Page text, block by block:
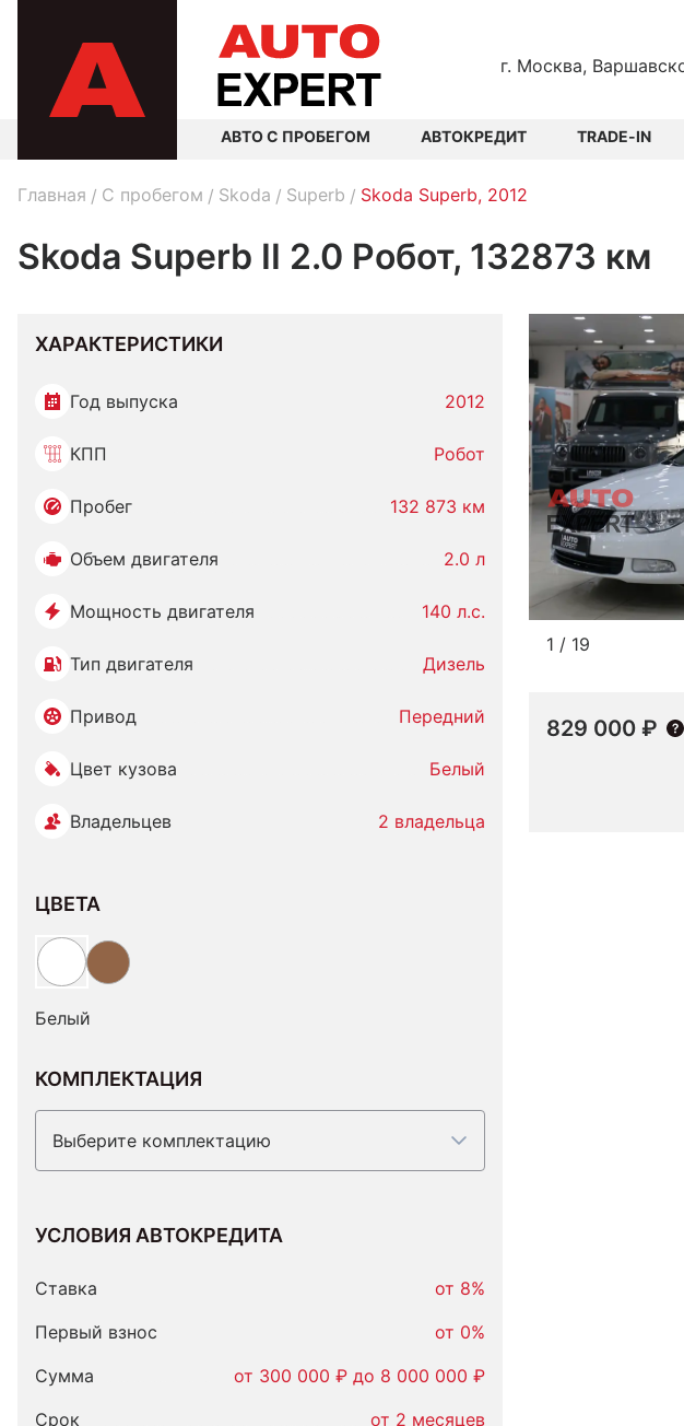
г. Москва,
АВТО С ПРОБЕГОМ АВТОКРЕДИТ TRADE-IN
Главная C пробегом Skoda Superb Skoda Superb, 2012
Skoda Superb II 2.0 Робот, 132873 км
ХАРАКТЕРИСТИКИ
Год выпуска 2012
КПП Робот
Пробег 132 873 км
Объем двигателя 2.0 л
Мощность двигателя 140 л.с.
Тип двигателя Дизель
Привод Передний
Цвет кузова Белый
Владельцев 2 владельца
ЦВЕТА
Белый
КОМПЛЕКТАЦИЯ
Выберите комплектацию
УСЛОВИЯ АВТОКРЕДИТА
Ставка
от 8%
Первый взнос
от 0%
Сумма
от 300 000 ₽ до 8 000 000 ₽
Срок
от 2 месяцев
1 / 19
829 000 ₽